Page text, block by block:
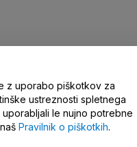
nami
z uporabo piškotkov za
ustreznosti spletnega
le nujno potrebne
Pravilnik o piškotkih.